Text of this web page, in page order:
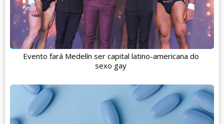
Evento fará Medelín ser capital latino-americana do
sexo gay